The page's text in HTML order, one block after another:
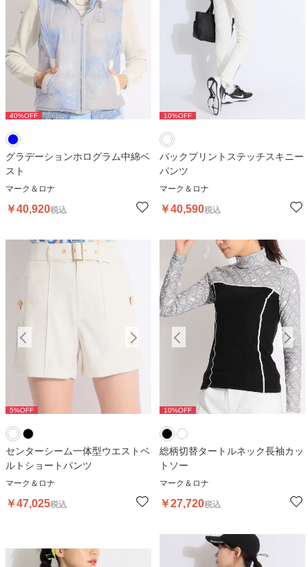
40%OFF
グラデーションホログラム中綿ベ
スト
マーク＆ロナ
￥40,920税込
10%OFF
バックプリントステッチスキニー
パンツ
マーク＆ロナ
￥40,590税込
5%OFF %OFF
センターシーム一体型ウエストベ
ルトショートパンツ
マーク＆ロナ
￥47,025税込
10%OFF 10%OFF
総柄切替タートルネック長袖カッ
トソー
マーク＆ロナ
￥27,720税込